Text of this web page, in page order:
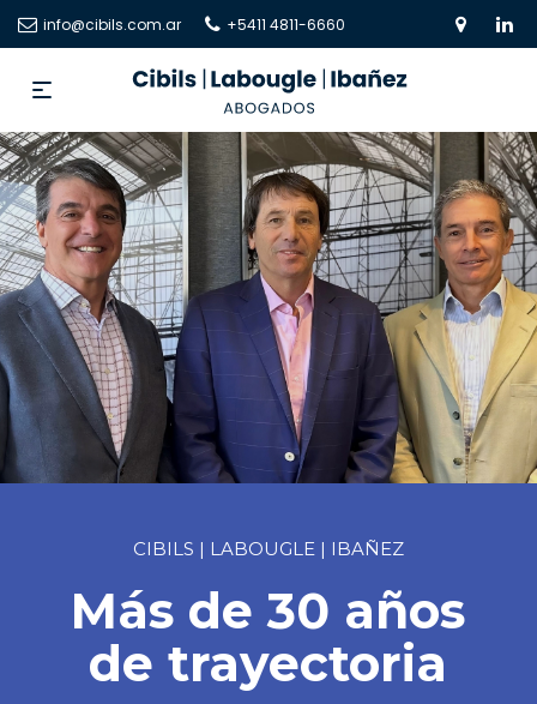
info@cibils.com.ar +5411 4811-6660
CIBILS | LABOUGLE | IBAÑEZ
Más de 30 años
de trayectoria